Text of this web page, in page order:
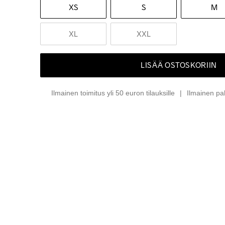
XS S M
XL XXL
LISÄÄ OSTOSKORIIN
Ilmainen toimitus yli 50 euron tilauksille Ilmainen